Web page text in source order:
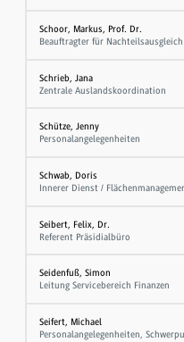
Schoor, Markus, Prof. Dr.
Beauftragter für Nachteilsausgleich
Schrieb, Jana
Zentrale Auslandskoordination
Schütze, Jenny
Personalangelegenheiten
Schwab, Doris
Innerer Dienst /
Seibert, Felix, Dr.
Referent Präsidialbüro
Seidenfuß, Simon
Leitung Servicebereich Finanzen
Seifert, Michael
Personalangelegenheiten,